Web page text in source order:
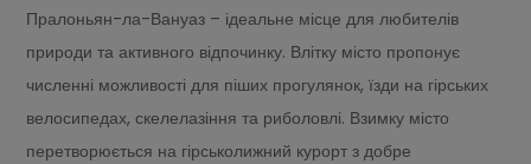
Пралоньян-ла-Вануаз – ідеальне місце для любителів
природи та активного відпочинку. Влітку місто пропонує
численні можливості для піших прогулянок, їзди на гірських
велосипедах, скелелазіння та риболовлі. Взимку місто
перетворюється на гірськолижний курорт з добре